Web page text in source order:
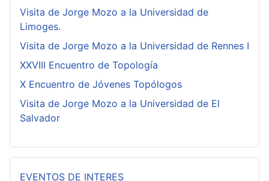
Visita de Jorge Mozo a la Universidad de
Limoges.
Visita de Jorge Mozo a la Universidad de Rennes I
XXVIII Encuentro de Topología
X Encuentro de Jóvenes Topólogos
Visita de Jorge Mozo a la Universidad de El
Salvador
EVENTOS DE INTERES